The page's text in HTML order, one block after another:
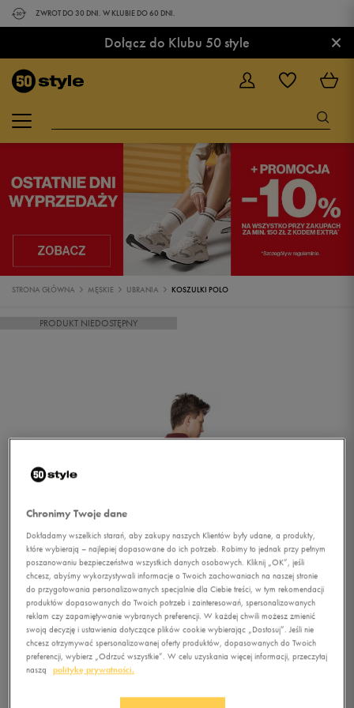
ZWROT DO 30 DNI. W KLUBIE DO 60 DNI.
Dołącz do Klubu 50 style ×
STRONA GŁÓWNA MĘSKIE UBRANIA KOSZULKI POLO
PRODUKT NIEDOSTĘPNY
1/1
UMBRO POLO CHARLIE M
Chronimy Twoje dane
Dokładamy wszelkich starań, aby zakupy naszych Klientów były udane, a produkty,
które wybierają – najlepiej dopasowane do ich potrzeb. Robimy to jednak przy pełnym
poszanowaniu bezpieczeństwa wszystkich danych osobowych. Kliknij „OK”, jeśli
chcesz, abyśmy wykorzystywali informacje o Twoich zachowaniach na naszej stronie
do przygotowania personalizowanych specjalnie dla Ciebie treści, w tym rekomendacji
produktów dopasowanych do Twoich potrzeb i zainteresowań, spersonalizowanych
reklam czy zapamiętywanie wybranych preferencji. W każdej chwili możesz zmienić
swoją decyzję i ustawienia dotyczące plików cookie wybierając „Dostosuj”. Jeśli nie
chcesz otrzymywać spersonalizowanej oferty produktów, dopasowanych do Twoich
preferencji, wybierz „Odrzuć wszystkie”. W celu uzyskania więcej informacji, przeczytaj
naszą
politykę prywatności.